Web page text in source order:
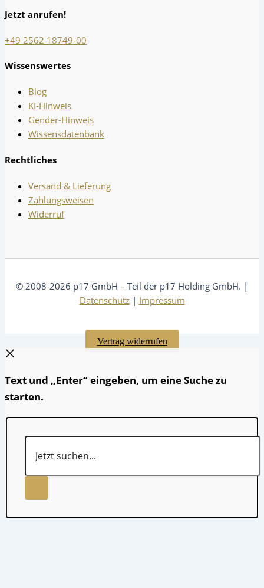
Jetzt anrufen!
+49 2562 18749-00
Wissenswertes
Blog
KI-Hinweis
Gender-Hinweis
Wissensdatenbank
Rechtliches
Versand & Lieferung
Zahlungsweisen
Widerruf
© 2008-2026 p17 GmbH – Teil der p17 Holding GmbH. |
Datenschutz| Impressum
Vertrag widerrufen
Text und „Enter“ eingeben, um eine Suche zu
starten.
Jetzt
suchen...